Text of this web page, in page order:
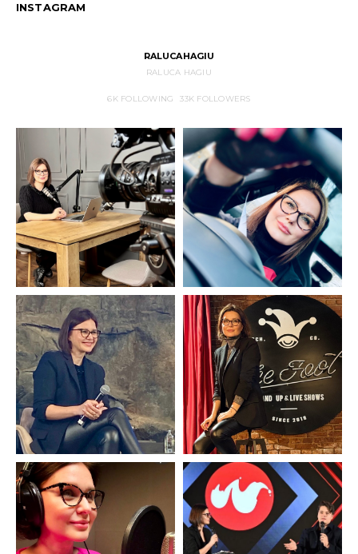
INSTAGRAM
RALUCAHAGIU
RALUCA HAGIU
6KFOLLOWING 33K FOLLOWERS